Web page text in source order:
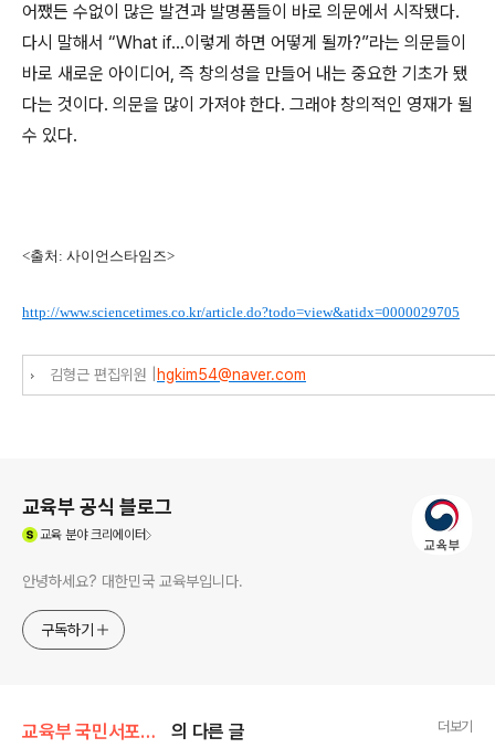
어쨌든 수없이 많은 발견과 발명품들이 바로 의문에서 시작됐다.
다시 말해서 “What if…이렇게 하면 어떻게 될까?”라는 의문들이
바로 새로운 아이디어, 즉 창의성을 만들어 내는 중요한 기초가 됐
다는 것이다. 의문을 많이 가져야 한다. 그래야 창의적인 영재가 될
수 있다.
<출처: 사이언스타임즈>
http://www.sciencetimes.co.kr/article.do?todo=view&atidx=0000029705
김형근 편집위원 | hgkim54@naver.com
교육부 공식 블로그
교육분야 크리에이터
안녕하세요? 대한민국 교육부입니다.
구독하기
교육부 국민서포터즈 의 다른 글 더보기